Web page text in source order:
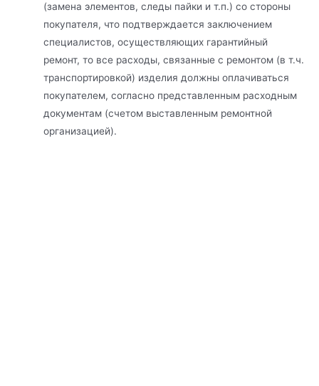
(замена элементов, следы пайки и т.п.) со стороны
покупателя, что подтверждается заключением
специалистов, осуществляющих гарантийный
ремонт, то все расходы, связанные с ремонтом (в т.ч.
транспортировкой) изделия должны оплачиваться
покупателем, согласно представленным расходным
документам (счетом выставленным ремонтной
организацией).